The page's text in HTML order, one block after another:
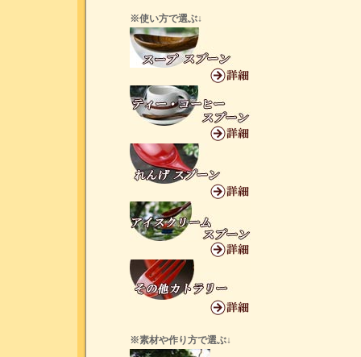
※使い方で選ぶ↓
※素材や作り方で選ぶ↓